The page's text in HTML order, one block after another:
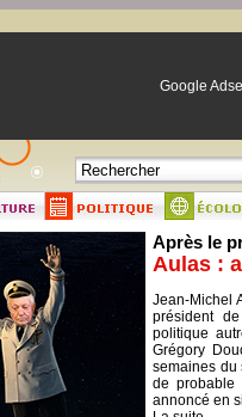
Google
Après le
Aulas :
Jean-Michel
président
politique
Grégory
semaines du
de probable
annoncé en